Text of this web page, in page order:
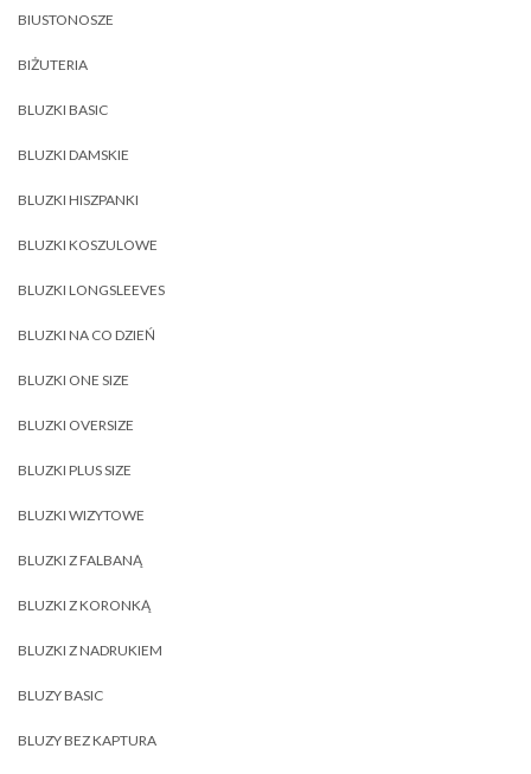
BIUSTONOSZE
BIŻUTERIA
BLUZKI BASIC
BLUZKI DAMSKIE
BLUZKI HISZPANKI
BLUZKI KOSZULOWE
BLUZKI LONGSLEEVES
BLUZKI NA CO DZIEŃ
BLUZKI ONE SIZE
BLUZKI OVERSIZE
BLUZKI PLUS SIZE
BLUZKI WIZYTOWE
BLUZKI Z FALBANĄ
BLUZKI Z KORONKĄ
BLUZKI Z NADRUKIEM
BLUZY BASIC
BLUZY BEZ KAPTURA